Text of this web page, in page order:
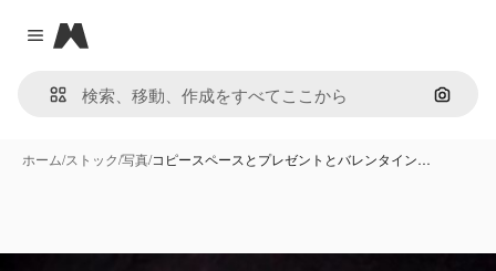
Close menu
Magnific
画像で
ホーム/ストック/写真/コピースペースとプレゼントとバレンタイン…